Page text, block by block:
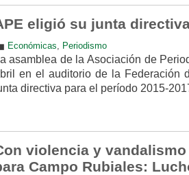
eligió su junta
Económicas Periodismo
asamblea de la Asociación de
en el auditorio de la Federación
directiva para el período 2015-
violencia y
Campo Rubiales: